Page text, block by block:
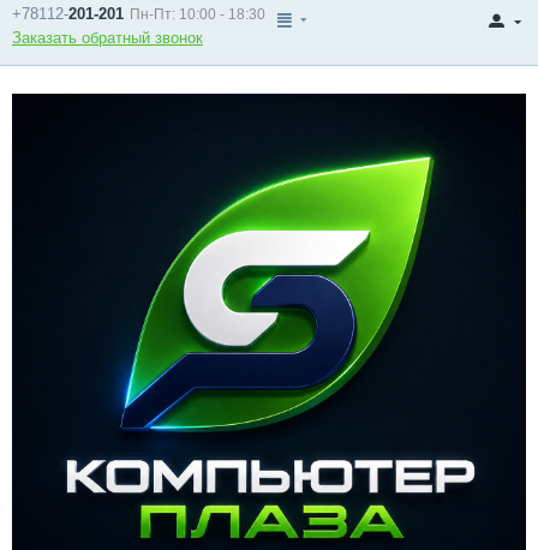
+78112-201-201 Пн-Пт: 10:00 - 18:30
Заказать обратный звонок